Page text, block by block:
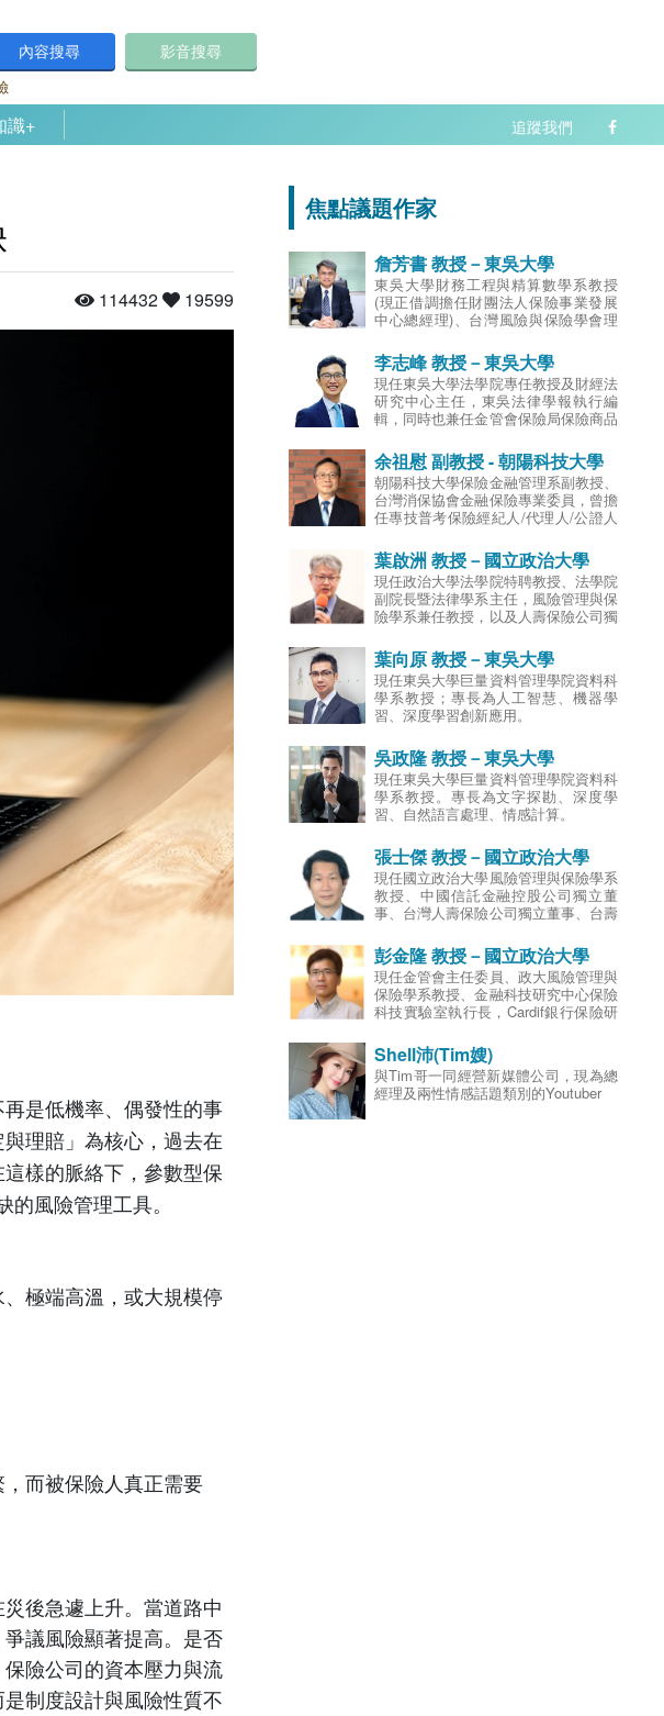
內容搜尋 影音搜尋
追蹤我們
識+
114432 19599
是低機率、偶發性的事
理賠」為核心，過去在
樣的脈絡下，參數型保
風險管理工具。
極端高溫，或大規模停
而被保險人真正需要
後急遽上升。當道路中
議風險顯著提高。是否
險公司的資本壓力與流
制度設計與風險性質不
焦點議題作家
詹芳書 教授－東吳大學
東吳大學財務工程與精算數學系教授
(現正借調擔任財團法人保險事業發展
中心總經理)、台灣風險與保險學會理
理；曾任東吳大學教務長、商學院副院
長、財務工程與精算數學系主任、台灣
風險與保險學會監事、南山人壽保險股
份有限公司獨立董事、國際康健人壽保
險股份有限公司獨立董事、陸家嘴國泰
為精算科學、保險財務管理、清償能力
分析及保險商品創新。
李志峰 教授－東吳大學
現任東吳大學法學院專任教授及財經法
研究中心主任，東吳法律學報執行編
輯，同時也兼任金管會保險局保險商品
員，汽車交通事故特別補償基金法律顧
問，上市公司獨立董事，保險事業發展
中心/金融法制暨犯罪防治中心講師，
並具有仲裁人，律師及地政士資格；曾
於律師事務所、國際性保險經紀人公司
任法務經理；專長為保險法、海商法、
運動法及國際貿易索賠實務。
余祖慰 副教授 - 朝陽科技大學
朝陽科技大學保險金融管理系副教授、
台灣消保協會金融保險專業委員，曾擔
任專技普考保險經紀人/代理人/公證人
考試人身保險經紀人資格、壽險公司理
賠與核保人員執照。進入學術界之前，
曾擔任壽險公司分公司經理人、理賠部
襄理、通訊處處經理、保經與保代/銀
行/信用合作社/農會等通路經理人。專
通路管理、風險管理。
葉啟洲 教授－國立政治大學
現任政治大學法學院特聘教授、法學院
副院長暨法律學系主任，風險管理與保
險學系兼任教授，以及人壽保險公司獨
金董事，參與過幾家保險公司的接管工
作；也曾兼任財團法人金融消費評議中
心的評議委員。葉教授進入學術界之
前，曾擔任律師、法官，在擔任法官期
間以公費留學前往德國進修，獲得德國
險法。
葉向原 教授－東吳大學
現任東吳大學巨量資料管理學院資料科
學系教授；專長為人工智慧、機器學
習、深度學習創新應用。
吳政隆 教授－東吳大學
現任東吳大學巨量資料管理學院資料科
學系教授。專長為文字探勘、深度學
習、自然語言處理、情感計算。
張士傑 教授－國立政治大學
現任國立政治大學風險管理與保險學系
教授、中國信託金融控股公司獨立董
事、台灣人壽保險公司獨立董事、台壽
國風險管理學會理事長、行政院勞工退
休基金監理委員會委員、金融消費評議
委員、行政院金融監督管理委員會專任
委員、財團法人保險事業發展中心董
事；專長為風險管理與保險、精算科
彭金隆 教授－國立政治大學
現任金管會主任委員、政大風險管理與
保險學系教授、金融科技研究中心保險
科技實驗室執行長，Cardif銀行保險研
學系系主任、財團法人交通事故特別補
償基金監察人、金融消費評議中心董
事、台灣風險與保險學會秘書長、金管
會人身保險保單審察委員、金融總會副
Shell沛(Tim嫂)
與Tim哥一同經營新媒體公司，現為總
經理及兩性情感話題類別的Youtuber